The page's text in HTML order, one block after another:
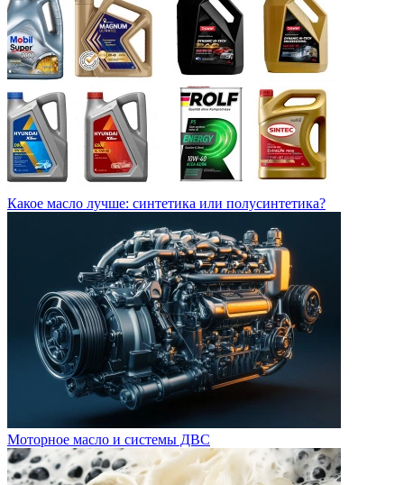
Какое масло лучше: синтетика или полусинтетика?
Моторное масло и системы ДВС